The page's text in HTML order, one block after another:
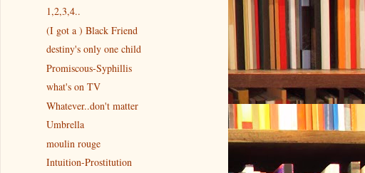
1,2,3,4..
(I got a ) Black Friend
destiny's only one child
Promiscous-Syphillis
what's on TV
Whatever..don't matter
Umbrella
moulin rouge
Intuition-Prostitution